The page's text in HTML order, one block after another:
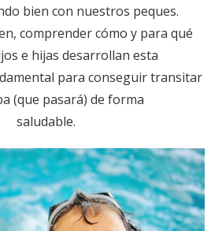
bien con nuestros peques.
comprender cómo y para qué
e hijas desarrollan esta
para conseguir transitar
(que pasará) de forma
saludable.